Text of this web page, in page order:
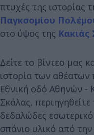
πτυχές της ιστορίας
Παγκσομίου
στο ύψος της Κακιάς
Δείτε το βίντεο μας
ιστορία των
Εθνική οδό Αθηνών -
Σκάλας,
δεδαλώδες
σπάνιο υλικό από